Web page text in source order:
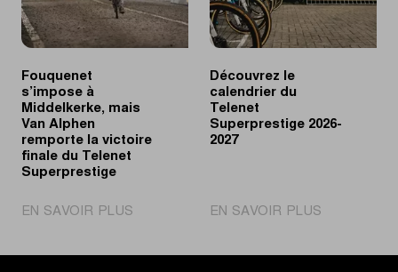
revient
en
Grande-
classement
général
du
Fouquenet
s’impose à
Middelkerke, mais
Van Alphen
remporte la victoire
finale du Telenet
Superprestige
EN SAVOIR PLUS
Découvrez le
calendrier du
Telenet
Superprestige 2026-
2027
EN SAVOIR PLUS